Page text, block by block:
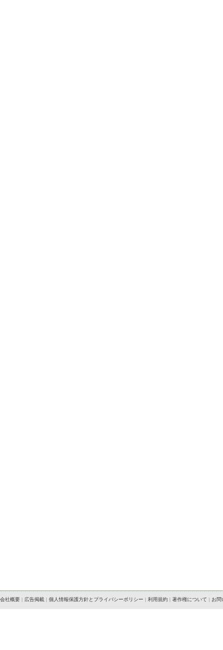
会社概要 | 広告掲載 | 個人情報保護方針とプライバシーポリシー | 利用規約 | 著作権について | お問